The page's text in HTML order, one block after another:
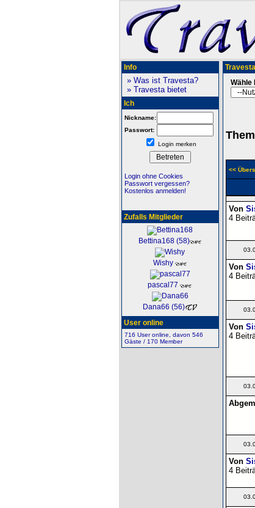
Info
» Was ist Travesta?
» Travesta bietet
Ich
Nickname:
Passwort:
Login merken
Login ohne Cookies
Passwort vergessen?
Kostenlos anmelden!
Zufalls Mitglieder
Bettina168 (58)
Wishy
pascal77
Dana66 (56)
User online
716 User online, davon 546
Gäste / 170 Member
Wähle
<<
Von
4
Von
4
Von
4
Von
4